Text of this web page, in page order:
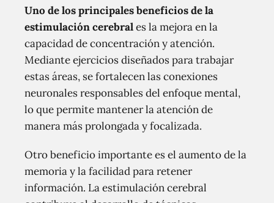
Uno de los principales beneficios de la
estimulación cerebrales la mejora en la
capacidad de concentración y atención.
Mediante ejercicios diseñados para trabajar
estas áreas, se fortalecen las conexiones
neuronales responsables del enfoque mental,
lo que permite mantener la atención de
manera más prolongada y focalizada.
Otro beneficio importante es el aumento de la
memoria y la facilidad para retener
información. La estimulación cerebral